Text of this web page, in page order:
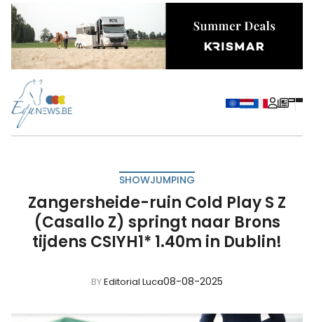
SHOWJUMPING
Zangersheide-ruin Cold Play S Z
(Casallo Z) springt naar Brons
tijdens CSIYH1* 1.40m in Dublin!
BYEditorial Luca08-08-2025